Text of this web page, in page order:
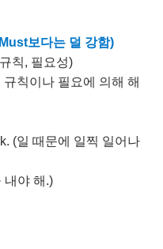
보다는 덜 강함)
칙, 필요성)
칙이나 필요에 의해 해
(일 때문에 일찍 일어나
내야 해.)